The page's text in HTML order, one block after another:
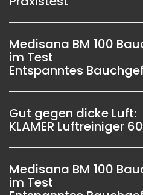
Medisana BM 100
im Test
Entspanntes
Gut gegen dicke Luft:
KLAMER Luftreiniger
Medisana BM 100
im Test